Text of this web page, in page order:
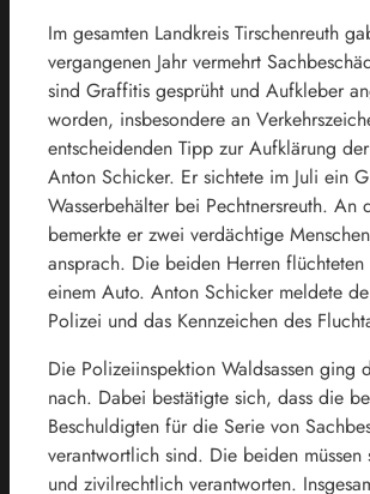
Im gesamten Landkreis Tirschenreuth
vergangenen Jahr vermehrt
sind Graffitis gesprüht und Aufkleber
worden, insbesondere an
entscheidenden Tipp zur Aufklärung
Anton Schicker. Er sichtete im Juli ein
Wasserbehälter bei Pechtnersreuth. An
bemerkte er zwei verdächtige
ansprach. Die beiden Herren
einem Auto. Anton Schicker meldete
Polizei und das Kennzeichen des
Die Polizeiinspektion Waldsassen ging
nach. Dabei bestätigte sich, dass die
Beschuldigten für die Serie von
verantwortlich sind. Die beiden müssen
und zivilrechtlich verantworten.